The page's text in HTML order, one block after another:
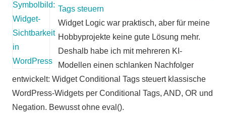
Tags steuern
Widget Logic war praktisch, aber für meine
Hobbyprojekte keine gute Lösung mehr.
Deshalb habe ich mit mehreren KI-
Modellen einen schlanken Nachfolger
entwickelt: Widget Conditional Tags steuert klassische
WordPress-Widgets per Conditional Tags, AND, OR und
Negation. Bewusst ohne eval().